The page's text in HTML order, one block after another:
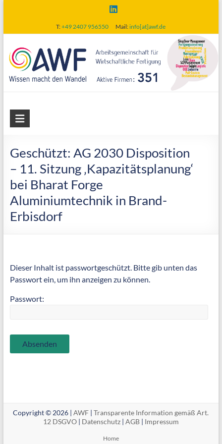
content
T:+49 2407 956550 Mail:info[at]awf.de
AWF
wirtschaftliche
Fertigung
Geschützt: AG 2030 Disposition
– 11. Sitzung ‚Kapazitätsplanung‘
bei Bharat Forge
Aluminiumtechnik in Brand-
Erbisdorf
Dieser Inhalt ist passwortgeschützt. Bitte gib unten das
Passwort ein, um ihn anzeigen zu können.
Passwort:
Copyright © 2026 |AWF |Transparente Information gemäß Art.
12 DSGVO| Datenschutz| AGB| Impressum
Home